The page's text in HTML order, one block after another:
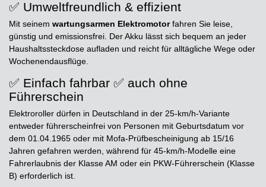
✅ Umweltfreundlich & effizient
Mit seinem wartungsarmen Elektromotorfahren Sie leise,
günstig und emissionsfrei. Der Akku lässt sich bequem an jeder
Haushaltssteckdose aufladen und reicht für alltägliche Wege oder
Wochenendausflüge.
✅ Einfach fahrbar ✅ auch ohne
Führerschein
Elektroroller dürfen in Deutschland in der 25-km/h-Variante
entweder führerscheinfrei von Personen mit Geburtsdatum vor
dem 01.04.1965 oder mit Mofa-Prüfbescheinigung ab 15/16
Jahren gefahren werden, während für 45-km/h-Modelle eine
Fahrerlaubnis der Klasse AM oder ein PKW-Führerschein (Klasse
B) erforderlich ist.